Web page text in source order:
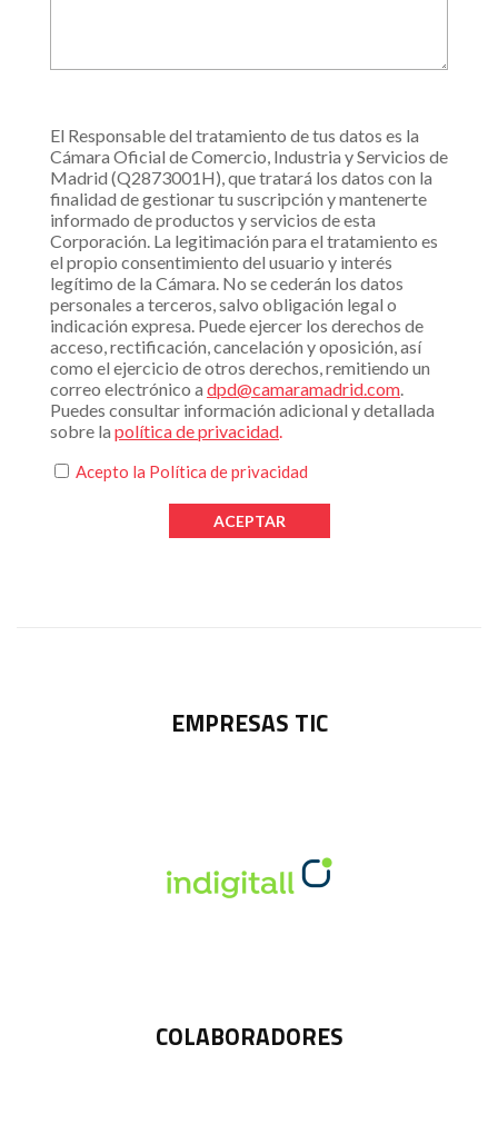
El Responsable del tratamiento de tus datos es la
Cámara Oficial de Comercio, Industria y Servicios de
Madrid (Q2873001H), que tratará los datos con la
finalidad de gestionar tu suscripción y mantenerte
informado de productos y servicios de esta
Corporación. La legitimación para el tratamiento es
el propio consentimiento del usuario y interés
legítimo de la Cámara. No se cederán los datos
personales a terceros, salvo obligación legal o
indicación expresa. Puede ejercer los derechos de
acceso, rectificación, cancelación y oposición, así
como el ejercicio de otros derechos, remitiendo un
correo electrónico a dpd@camaramadrid.com.
Puedes consultar información adicional y detallada
sobre la política de privacidad.
Acepto la Política de privacidad
EMPRESAS TIC
COLABORADORES